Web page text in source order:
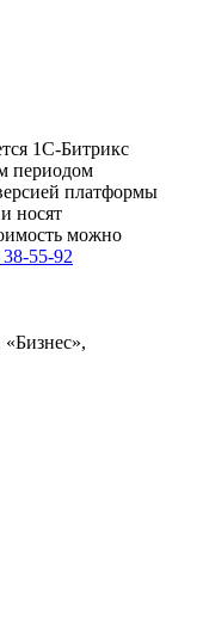
1С-Битрикс
периодом
платформы
носят
можно
55-92